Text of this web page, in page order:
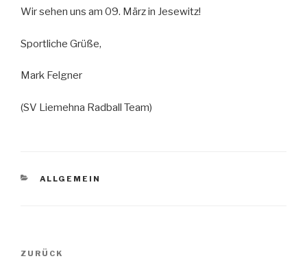
Wir sehen uns am 09. März in Jesewitz!
Sportliche Grüße,
Mark Felgner
(SV Liemehna Radball Team)
KATEGORIEN
ALLGEMEIN
Beitragsnavigation
Vorheriger
ZURÜCK